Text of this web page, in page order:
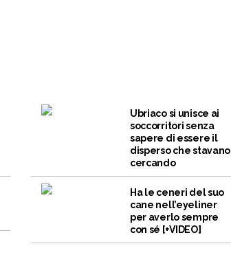
Ubriaco si unisce ai
soccorritori senza
sapere di essere il
disperso che stavano
cercando
Ha le ceneri del suo
cane nell’eyeliner
per averlo sempre
con sé [+VIDEO]